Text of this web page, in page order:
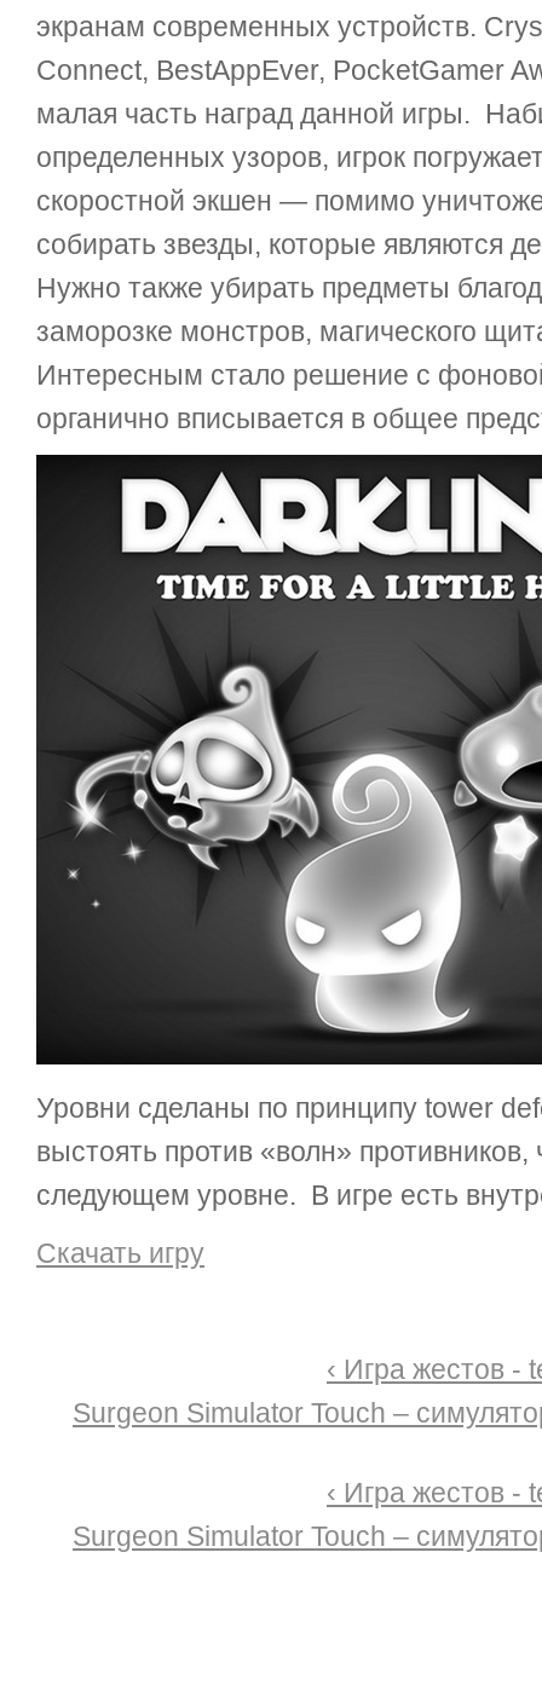
экранам современных устройств.
Connect, BestAppEver, PocketGamer
малая часть наград данной игры.
определенных узоров, игрок
скоростной экшен — помимо
собирать звезды, которые являются
Нужно также убирать предметы
заморозке монстров, магического
Интересным стало решение с
органично вписывается в общее
Уровни сделаны по принципу tower
выстоять против «волн» противников,
следующем уровне. В игре есть
Скачать игру
‹ Игра жестов -
Surgeon Simulator Touch –
‹ Игра жестов -
Surgeon Simulator Touch –